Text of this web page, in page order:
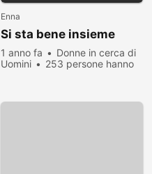
Enna
Si sta bene insieme
1 anno fa
Donne in cerca di
Uomini
253 persone hanno